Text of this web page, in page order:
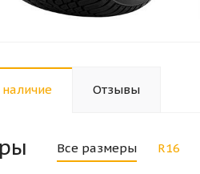
Отзывы
Все размеры R16